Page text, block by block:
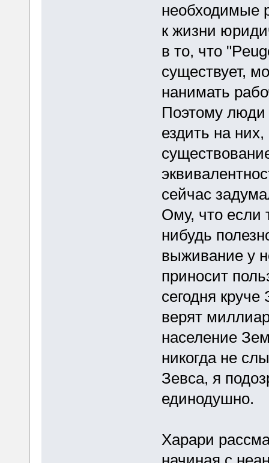
необходимые
к жизни
в то, что
существует,
нанимать
Поэтому люди
ездить на
сейчас
Ому, что если
нибудь
выживание у
приносит
сегодня
верят
население
никогда не
Зевса, я
единодушно.
Харари